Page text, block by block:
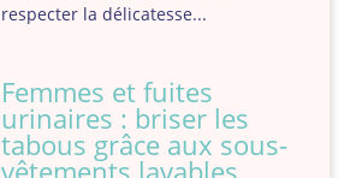
respecter la délicatesse...
Femmes et fuites
urinaires : briser les
tabous grâce aux sous-